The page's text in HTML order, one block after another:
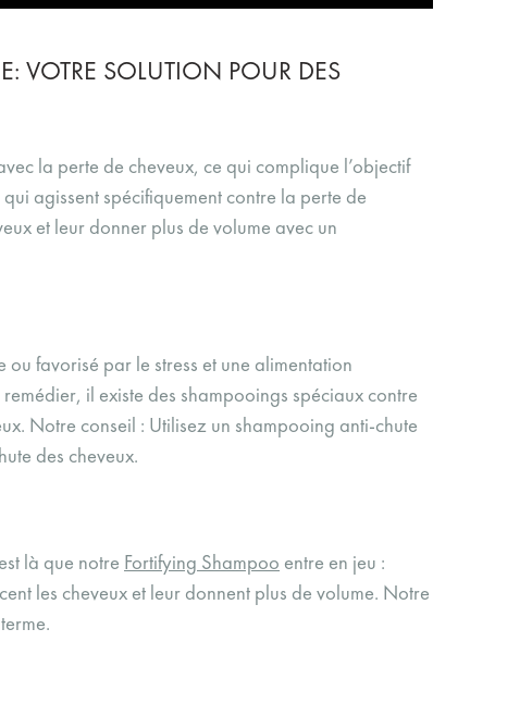
VOTRE SOLUTION POUR DES
la perte de cheveux, ce qui complique l’objectif
agissent spécifiquement contre la perte de
et leur donner plus de volume avec un
ou favorisé par le stress et une alimentation
il existe des shampooings spéciaux contre
Notre conseil : Utilisez un shampooing anti-chute
des cheveux.
là que notre Fortifying Shampoo entre en jeu :
les cheveux et leur donnent plus de volume. Notre